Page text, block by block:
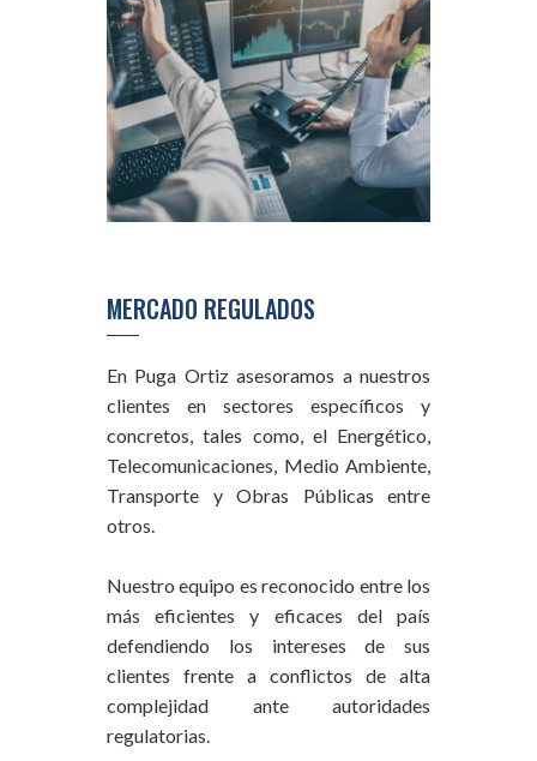
MERCADO REGULADOS
En Puga Ortiz asesoramos a nuestros
clientes en sectores específicos y
concretos, tales como, el Energético,
Telecomunicaciones, Medio Ambiente,
Transporte y Obras Públicas entre
otros.
Nuestro equipo es reconocido entre los
más eficientes y eficaces del país
defendiendo los intereses de sus
clientes frente a conflictos de alta
complejidad ante autoridades
regulatorias.